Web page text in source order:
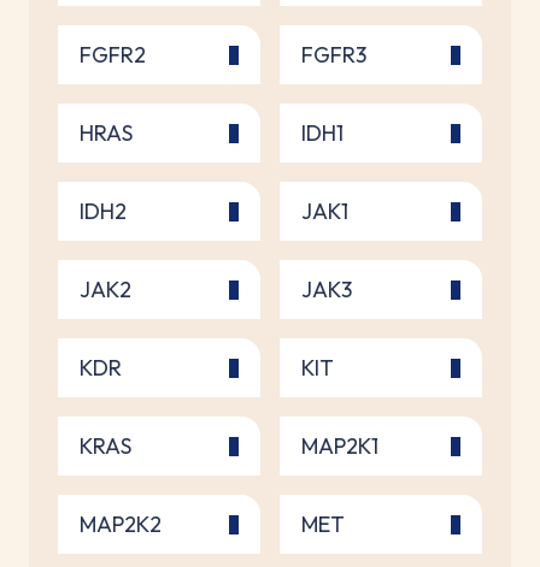
FGFR2 FGFR3
HRAS IDH1
IDH2 JAK1
JAK2 JAK3
KDR KIT
KRAS MAP2K1
MAP2K2 MET